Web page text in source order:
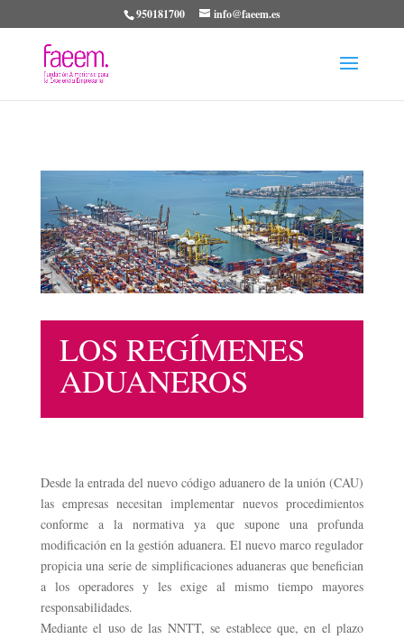
950181700 info@faeem.es
LOS REGÍMENES
ADUANEROS
Desde la entrada del nuevo código aduanero de la unión (CAU)
las empresas necesitan implementar nuevos procedimientos
conforme a la normativa ya que supone una profunda
modificación en la gestión aduanera. El nuevo marco regulador
propicia una serie de simplificaciones aduaneras que benefician
a los operadores y les exige al mismo tiempo mayores
responsabilidades.
Mediante el uso de las NNTT, se establece que, en el plazo